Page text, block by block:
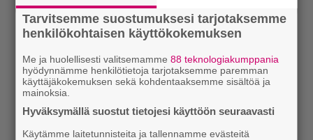
Tarvitsemme suostumuksesi tarjotaksemme
henkilökohtaisen käyttökokemuksen
Me ja huolellisesti valitsemamme88 teknologiakumppania
hyödynnämme henkilötietoja tarjotaksemme paremman
käyttäjäkokemuksen sekä kohdentaaksemme sisältöä ja
mainoksia.
Hyväksymällä suostut tietojesi käyttöön seuraavasti
Käytämme laitetunnisteita ja tallennamme evästeitä